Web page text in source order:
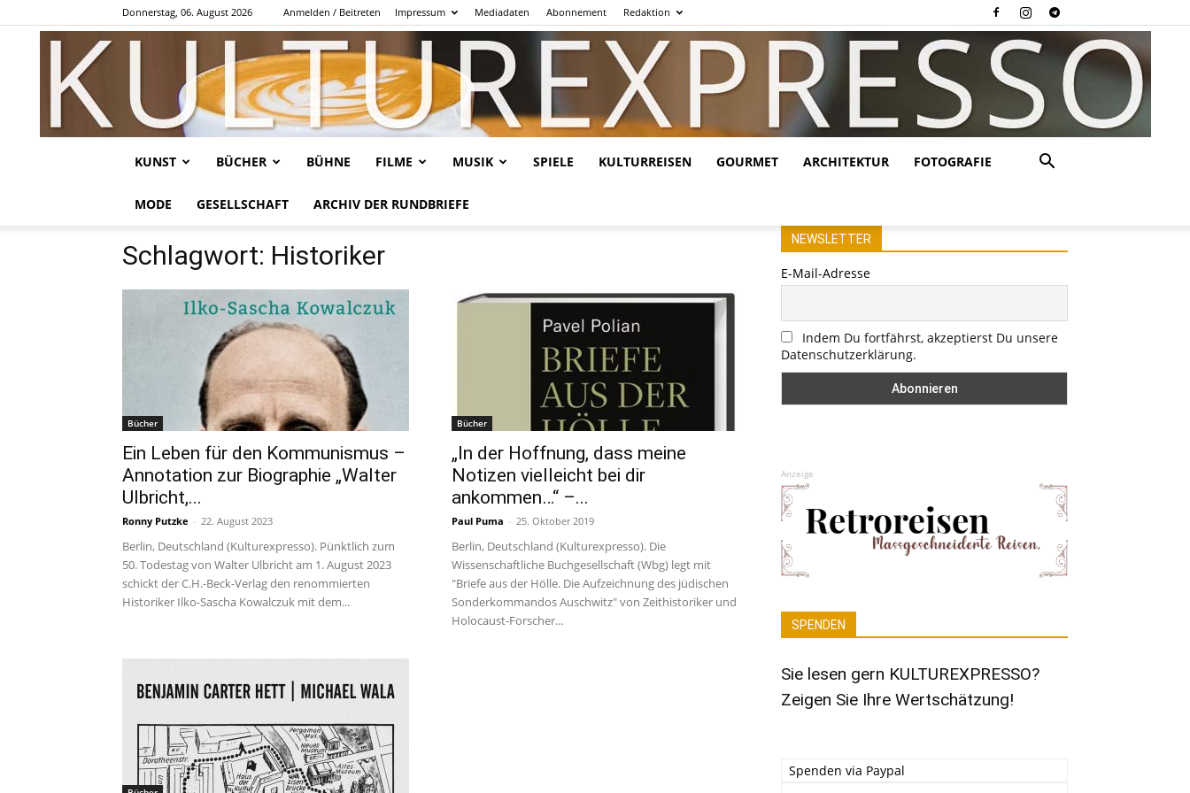
Donnerstag, 06. August 2026 Anmelden / Beitreten Impressum Mediadaten Abonnement Redaktion
KUNST BÜCHER BÜHNE FILME MUSIK SPIELE KULTURREISEN GOURMET ARCHITEKTUR FOTOGRAFIE
MODE GESELLSCHAFT ARCHIV DER RUNDBRIEFE
Schlagwort: Historiker
Bücher
Ein Leben für den Kommunismus –
Annotation zur Biographie „Walter
Ulbricht,...
Ronny Putzke - 22. August 2023
Berlin, Deutschland (Kulturexpresso). Pünktlich zum
50. Todestag von Walter Ulbricht am 1. August 2023
schickt der C.H.-Beck-Verlag den renommierten
Historiker Ilko-Sascha Kowalczuk mit dem...
Bücher
„In der Hoffnung, dass meine
Notizen vielleicht bei dir
ankommen…“ –...
Paul Puma - 25. Oktober 2019
Berlin, Deutschland (Kulturexpresso). Die
Wissenschaftliche Buchgesellschaft (Wbg) legt mit
"Briefe aus der Hölle. Die Aufzeichnung des jüdischen
Sonderkommandos Auschwitz" von Zeithistoriker und
Holocaust-Forscher...
NEWSLETTER
E-Mail-Adresse
Indem Du fortfährst, akzeptierst Du unsere
Datenschutzerklärung.
Anzeige
SPENDEN
Sie lesen gern KULTUREXPRESSO?
Zeigen Sie Ihre Wertschätzung!
Spenden via Paypal